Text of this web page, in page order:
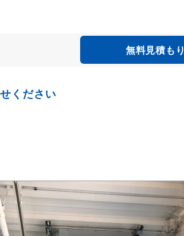
無料見積もり
ください